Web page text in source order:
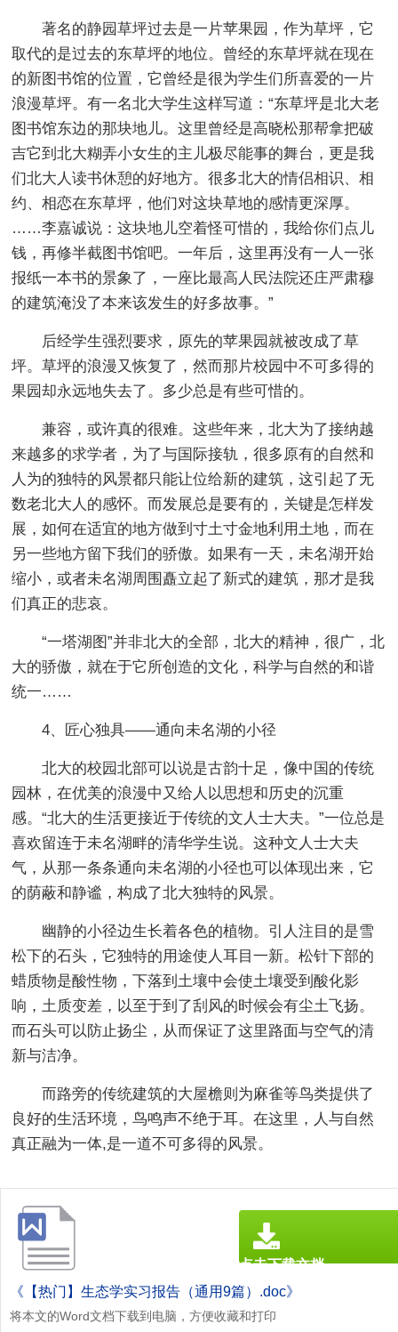
著名的静园草坪过去是一片苹果园，作为草坪，它
取代的是过去的东草坪的地位。曾经的东草坪就在现在
的新图书馆的位置，它曾经是很为学生们所喜爱的一片
浪漫草坪。有一名北大学生这样写道：“东草坪是北大老
图书馆东边的那块地儿。这里曾经是高晓松那帮拿把破
吉它到北大糊弄小女生的主儿极尽能事的舞台，更是我
们北大人读书休憩的好地方。很多北大的情侣相识、相
约、相恋在东草坪，他们对这块草地的感情更深厚。
……李嘉诚说：这块地儿空着怪可惜的，我给你们点儿
钱，再修半截图书馆吧。一年后，这里再没有一人一张
报纸一本书的景象了，一座比最高人民法院还庄严肃穆
的建筑淹没了本来该发生的好多故事。”
后经学生强烈要求，原先的苹果园就被改成了草
坪。草坪的浪漫又恢复了，然而那片校园中不可多得的
果园却永远地失去了。多少总是有些可惜的。
兼容，或许真的很难。这些年来，北大为了接纳越
来越多的求学者，为了与国际接轨，很多原有的自然和
人为的独特的风景都只能让位给新的建筑，这引起了无
数老北大人的感怀。而发展总是要有的，关键是怎样发
展，如何在适宜的地方做到寸土寸金地利用土地，而在
另一些地方留下我们的骄傲。如果有一天，未名湖开始
缩小，或者未名湖周围矗立起了新式的建筑，那才是我
们真正的悲哀。
“一塔湖图”并非北大的全部，北大的精神，很广，北
大的骄傲，就在于它所创造的文化，科学与自然的和谐
统一……
4、匠心独具——通向未名湖的小径
北大的校园北部可以说是古韵十足，像中国的传统
园林，在优美的浪漫中又给人以思想和历史的沉重
感。“北大的生活更接近于传统的文人士大夫。”一位总是
喜欢留连于未名湖畔的清华学生说。这种文人士大夫
气，从那一条条通向未名湖的小径也可以体现出来，它
的荫蔽和静谧，构成了北大独特的风景。
幽静的小径边生长着各色的植物。引人注目的是雪
松下的石头，它独特的用途使人耳目一新。松针下部的
蜡质物是酸性物，下落到土壤中会使土壤受到酸化影
响，土质变差，以至于到了刮风的时候会有尘土飞扬。
而石头可以防止扬尘，从而保证了这里路面与空气的清
新与洁净。
而路旁的传统建筑的大屋檐则为麻雀等鸟类提供了
良好的生活环境，鸟鸣声不绝于耳。在这里，人与自然
真正融为一体,是一道不可多得的风景。
《【热门】生态学实习报告（通用9篇）.doc》
将本文的Word文档下载到电脑，方便收藏和打印
点击下载文档
文档为doc格式